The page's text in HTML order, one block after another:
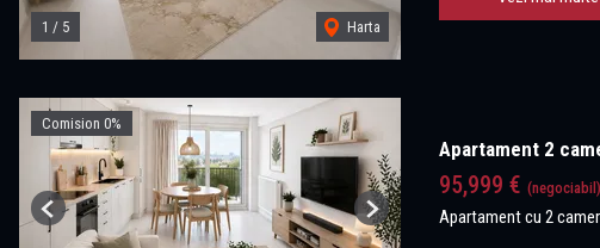
1 / 5 Harta
Comision 0%
Previous Next
Apartament 2
95,999 €
Apartament cu 2